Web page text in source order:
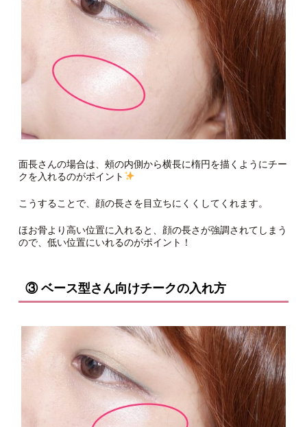
面長さんの場合は、頰の内側から横長に楕円を描くようにチー
クを入れるのがポイント
こうすることで、顔の長さを目立ちにくくしてくれます。
ほお骨より高い位置に入れると、顔の長さが強調されてしまう
ので、低い位置にいれるのがポイント！
③ ベース型さん向けチークの入れ方